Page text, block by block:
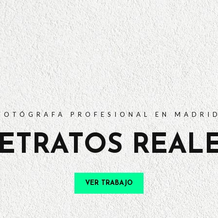
TARIFAS
PREGUNTAS FRECUENTES
CONTACTO
PROFESIONAL EN
VER TRABAJO